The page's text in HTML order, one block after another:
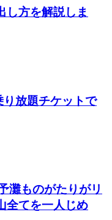
し方を解説しま
り放題チケットで
灘ものがたりがリ
全てを一人じめ